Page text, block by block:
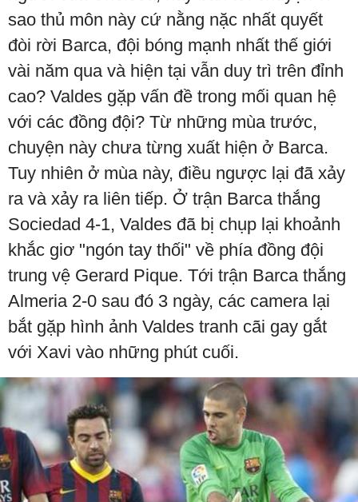
sao thủ môn này cứ nằng nặc nhất quyết
đòi rời Barca, đội bóng mạnh nhất thế giới
vài năm qua và hiện tại vẫn duy trì trên đỉnh
cao? Valdes gặp vấn đề trong mối quan hệ
với các đồng đội? Từ những mùa trước,
chuyện này chưa từng xuất hiện ở Barca.
Tuy nhiên ở mùa này, điều ngược lại đã xảy
ra và xảy ra liên tiếp. Ở trận Barca thắng
Sociedad 4-1, Valdes đã bị chụp lại khoảnh
khắc giơ "ngón tay thối" về phía đồng đội
trung vệ Gerard Pique. Tới trận Barca thắng
Almeria 2-0 sau đó 3 ngày, các camera lại
bắt gặp hình ảnh Valdes tranh cãi gay gắt
với Xavi vào những phút cuối.